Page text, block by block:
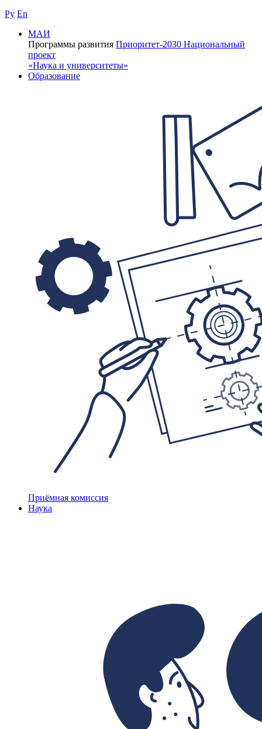
Ру En
МАИ
Программы развития Приоритет-2030 Национальный
проект
«Наука и университеты»
Образование
Приёмная комиссия
Наука